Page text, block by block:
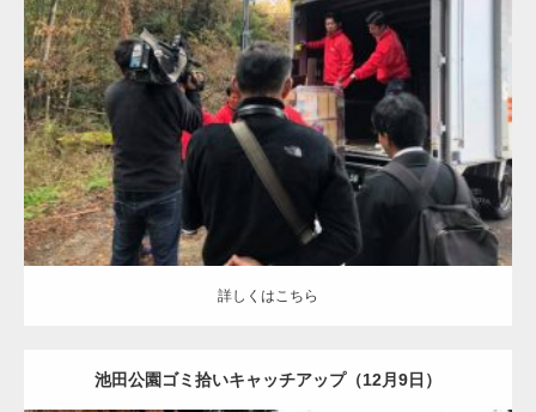
更新日2020.01.4
カテゴリー日本モンキーセンターにキャッ！！
詳しくはこちら
詳しくはこちら
池田公園ゴミ拾いキャッチアップ（12月9日）